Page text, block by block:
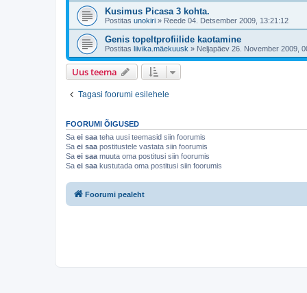
Kusimus Picasa 3 kohta.
Postitas unokiri » Reede 04. Detsember 2009, 13:21:12
Genis topeltprofiilide kaotamine
Postitas liivika.mäekuusk » Neljapäev 26. November 2009,
Uus teema
Tagasi foorumi esilehele
FOORUMI ÕIGUSED
Sa ei saateha uusi teemasid siin foorumis
Sa ei saapostitustele vastata siin foorumis
Sa ei saamuuta oma postitusi siin foorumis
Sa ei saakustutada oma postitusi siin foorumis
Foorumi pealeht